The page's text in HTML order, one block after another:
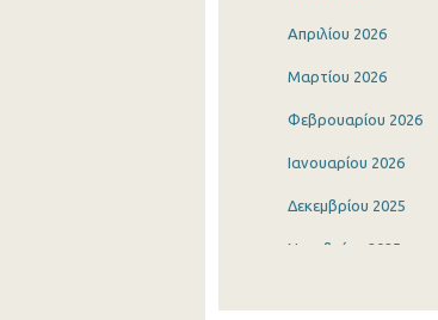
Απριλίου 2026
Μαρτίου 2026
Φεβρουαρίου 2026
Ιανουαρίου 2026
Δεκεμβρίου 2025
Νοεμβρίου 2025